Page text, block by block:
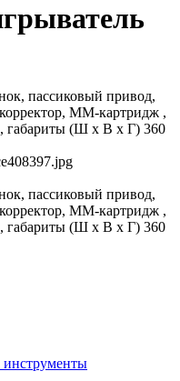
пассиковый привод,
ММ-картридж ,
габариты (Ш х В х Г) 360
пассиковый привод,
ММ-картридж ,
габариты (Ш х В х Г) 360
инструменты